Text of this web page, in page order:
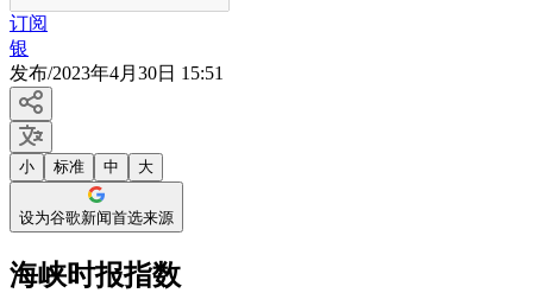
订阅
银
发布/2023年4月30日 15:51
小 标准 中 大
设为谷歌新闻首选来源
海峡时报指数